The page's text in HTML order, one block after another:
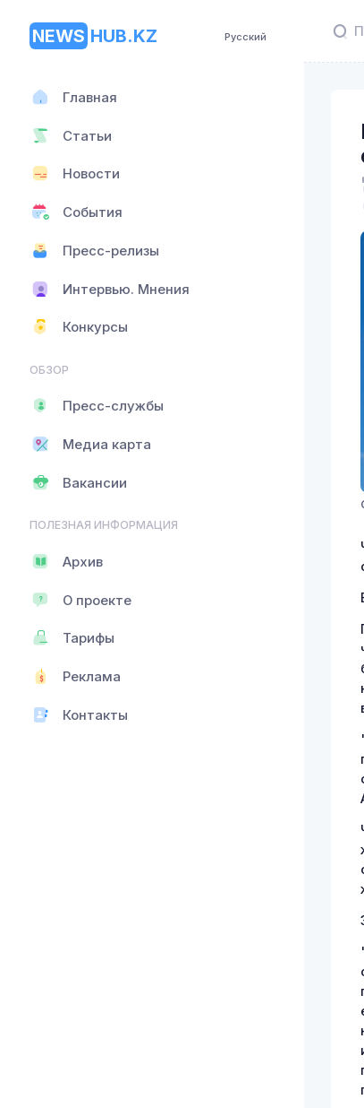
NEWS HUB.KZ Русский
Главная
Статьи
Новости
События
Пресс-релизы
Интервью. Мнения
Конкурсы
ОБЗОР
Пресс-службы
Медиа карта
Вакансии
ПОЛЕЗНАЯ ИНФОРМАЦИЯ
Архив
О проекте
Тарифы
Реклама
Контакты